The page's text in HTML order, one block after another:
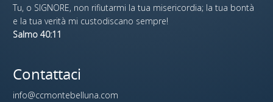
Tu, o SIGNORE, non rifiutarmi la tua misericordia; la tua bontà
e la tua verità mi custodiscano sempre!
Salmo 40:11
Contattaci
info@ccmontebelluna.com